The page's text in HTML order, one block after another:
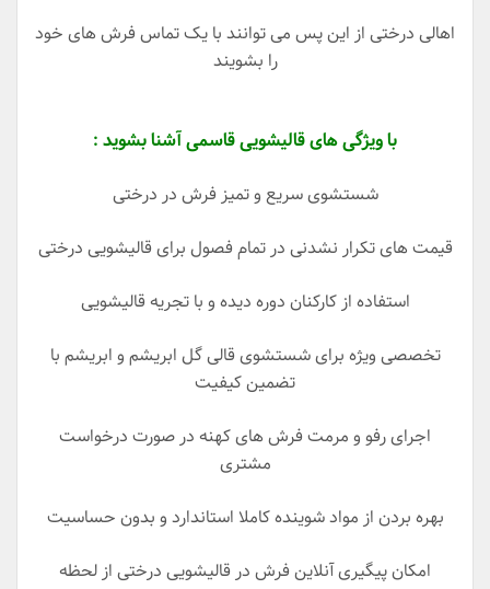
اهالی درختی از این پس می توانند با یک تماس فرش های خود
را بشویند
با ویژگی های قالیشویی قاسمی آشنا بشوید :
شستشوی سریع و تمیز فرش در درختی
قیمت های تکرار نشدنی در تمام فصول برای قالیشویی درختی
استفاده از کارکنان دوره دیده و با تجریه قالیشویی
تخصصی ویژه برای شستشوی قالی گل ابریشم و ابریشم با
تضمین کیفیت
اجرای رفو و مرمت فرش های کهنه در صورت درخواست
مشتری
بهره بردن از مواد شوینده کاملا استاندارد و بدون حساسیت
امکان پیگیری آنلاین فرش در قالیشویی درختی از لحظه